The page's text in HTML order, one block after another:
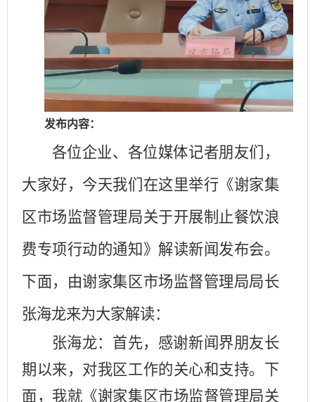
发布内容：
各位企业、各位媒体记者朋友们，
大家好，今天我们在这里举行《谢家集
区市场监督管理局关于开展制止餐饮浪
费专项行动的通知》解读新闻发布会。
下面，由谢家集区市场监督管理局局长
张海龙来为大家解读：
张海龙：首先，感谢新闻界朋友长
期以来，对我区工作的关心和支持。下
面，我就 《谢家集区市场监督管理局关